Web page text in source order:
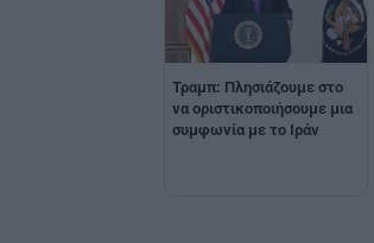
Τραμπ: Πλησιάζουμε στο
να οριστικοποιήσουμε μια
συμφωνία με το Ιράν